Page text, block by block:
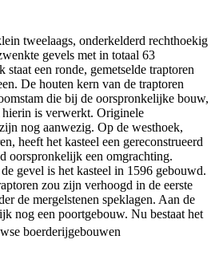
tweelaags, onderkelderd rechthoekig
gevels met in totaal 63
staat een ronde, gemetselde traptoren
De houten kern van de traptoren
die bij de oorspronkelijke bouw,
hierin is verwerkt. Originele
nog aanwezig. Op de westhoek,
heeft het kasteel een gereconstrueerd
oorspronkelijk een omgrachting.
gevel is het kasteel in 1596 gebouwd.
zou zijn verhoogd in de eerste
de mergelstenen speklagen. Aan de
nog een poortgebouw. Nu bestaat het
boerderijgebouwen